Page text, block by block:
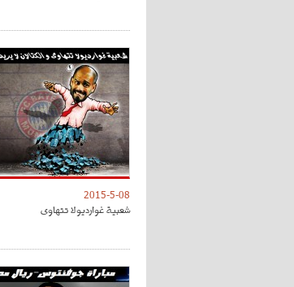
2015-5-08
شعبية غوارديولا تتهاوى